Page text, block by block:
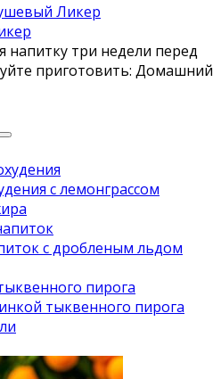
напитку три недели перед
приготовить: Домашний
с лемонграссом
с дробленым льдом
тыквенного пирога